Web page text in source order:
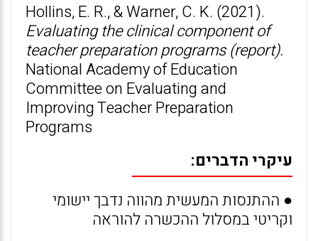
Hollins, E. R., & Warner, C. K. (2021).
Evaluating the clinical component of
teacher preparation programs (report).
National Academy of Education
Committee on Evaluating and
Improving Teacher Preparation
Programs
עיקרי הדברים:
● ההתנסות המעשית מהווה נדבך יישומי
וקריטי במסלול ההכשרה להוראה